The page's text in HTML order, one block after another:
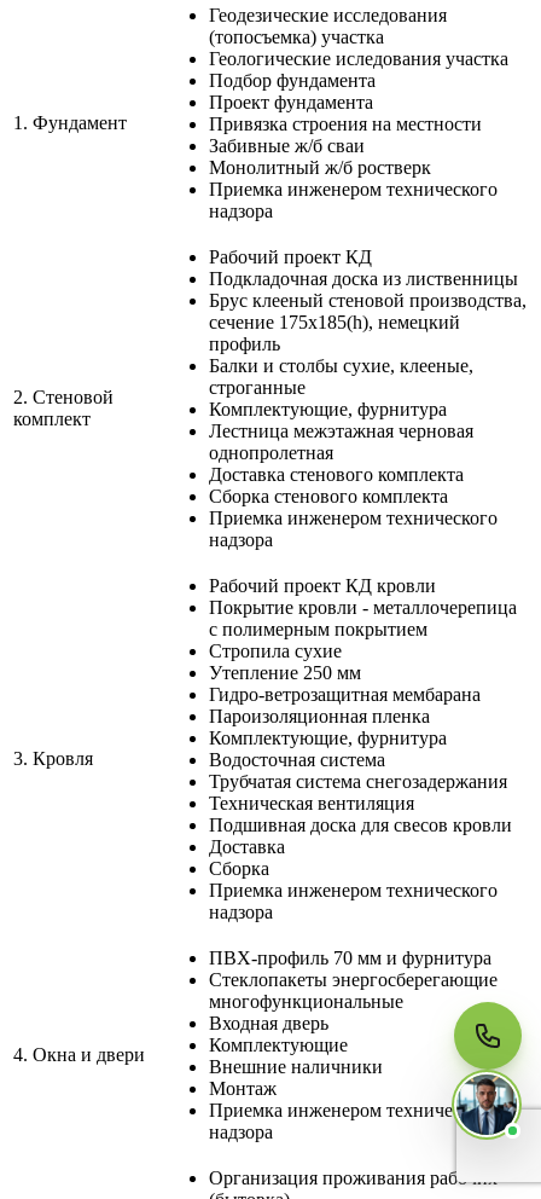
1. Фундамент
Геодезические исследования
(топосъемка) участка
Геологические иследования участка
Подбор фундамента
Проект фундамента
Привязка строения на местности
Забивные ж/б сваи
Монолитный ж/б ростверк
Приемка инженером технического
надзора
2. Стеновой
комплект
Рабочий проект КД
Подкладочная доска из лиственницы
Брус клееный стеновой производства,
сечение 175х185(h), немецкий
профиль
Балки и столбы сухие, клееные,
строганные
Комплектующие, фурнитура
Лестница межэтажная черновая
однопролетная
Доставка стенового комплекта
Сборка стенового комплекта
Приемка инженером технического
надзора
3. Кровля
Рабочий проект КД кровли
Покрытие кровли - металлочерепица
с полимерным покрытием
Стропила сухие
Утепление 250 мм
Гидро-ветрозащитная мембарана
Пароизоляционная пленка
Комплектующие, фурнитура
Водосточная система
Трубчатая система снегозадержания
Техническая вентиляция
Подшивная доска для свесов кровли
Доставка
Сборка
Приемка инженером технического
надзора
4. Окна и двери
ПВХ-профиль 70 мм и фурнитура
Стеклопакеты энергосберегающие
многофункциональные
Входная дверь
Комплектующие
Внешние наличники
Монтаж
Приемка инженером технического
надзора
Организация проживания рабочих
МЫ НА СВЯЗИ
Пишите нам
Онлайн · ответим за 5 минут
в рабочее время
Telegram
WhatsApp
MAX